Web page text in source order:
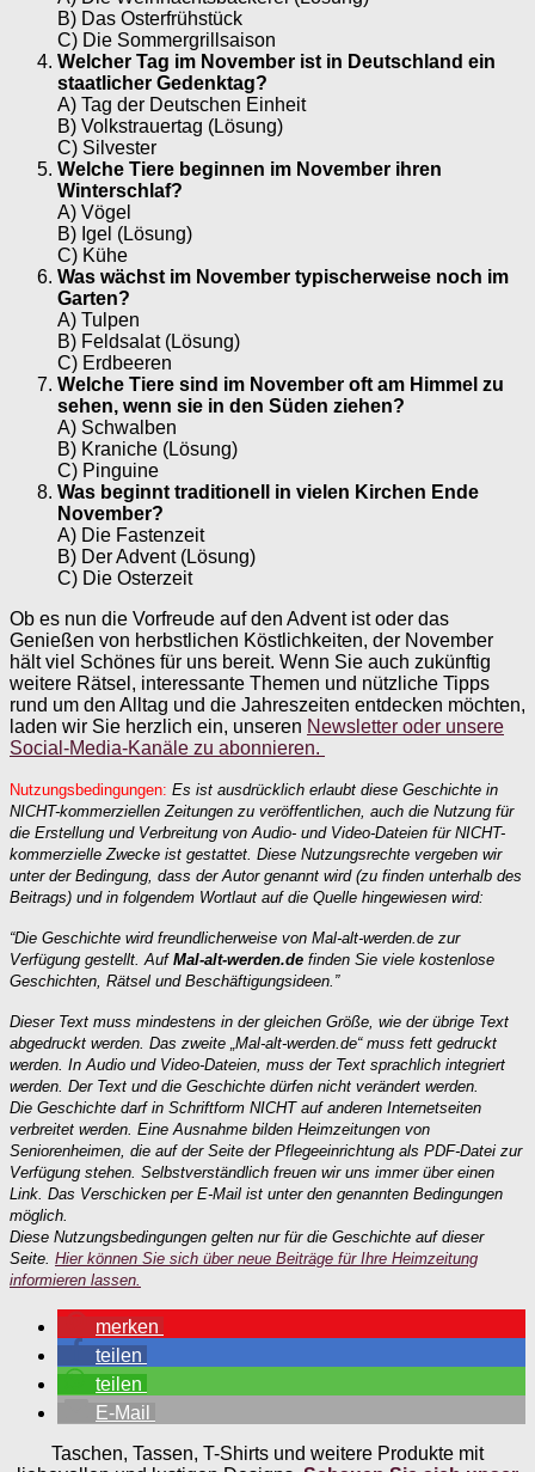
B) Das Osterfrühstück
C) Die Sommergrillsaison
Welcher Tag im November ist in Deutschland ein
staatlicher Gedenktag?
A) Tag der Deutschen Einheit
B) Volkstrauertag (Lösung)
C) Silvester
Welche Tiere beginnen im November ihren
Winterschlaf?
A) Vögel
B) Igel (Lösung)
C) Kühe
Was wächst im November typischerweise noch im
Garten?
A) Tulpen
B) Feldsalat (Lösung)
C) Erdbeeren
Welche Tiere sind im November oft am Himmel zu
sehen, wenn sie in den Süden ziehen?
A) Schwalben
B) Kraniche (Lösung)
C) Pinguine
Was beginnt traditionell in vielen Kirchen Ende
November?
A) Die Fastenzeit
B) Der Advent (Lösung)
C) Die Osterzeit
Ob es nun die Vorfreude auf den Advent ist oder das
Genießen von herbstlichen Köstlichkeiten, der November
hält viel Schönes für uns bereit. Wenn Sie auch zukünftig
weitere Rätsel, interessante Themen und nützliche Tipps
rund um den Alltag und die Jahreszeiten entdecken möchten,
laden wir Sie herzlich ein, unseren Newsletter oder unsere
Social-Media-Kanäle zu abonnieren.
Nutzungsbedingungen: Es ist ausdrücklich erlaubt diese Geschichte in
NICHT-kommerziellen Zeitungen zu veröffentlichen, auch die Nutzung für
die Erstellung und Verbreitung von Audio- und Video-Dateien für NICHT-
kommerzielle Zwecke ist gestattet. Diese Nutzungsrechte vergeben wir
unter der Bedingung, dass der Autor genannt wird (zu finden unterhalb des
Beitrags) und in folgendem Wortlaut auf die Quelle hingewiesen wird:
“Die Geschichte wird freundlicherweise von Mal-alt-werden.de zur
Verfügung gestellt. Auf Mal-alt-werden.de finden Sie viele kostenlose
Geschichten, Rätsel und Beschäftigungsideen.”
Dieser Text muss mindestens in der gleichen Größe, wie der übrige Text
abgedruckt werden. Das zweite „Mal-alt-werden.de“ muss fett gedruckt
werden. In Audio und Video-Dateien, muss der Text sprachlich integriert
werden. Der Text und die Geschichte dürfen nicht verändert werden.
Die Geschichte darf in Schriftform NICHT auf anderen Internetseiten
verbreitet werden. Eine Ausnahme bilden Heimzeitungen von
Seniorenheimen, die auf der Seite der Pflegeeinrichtung als PDF-Datei zur
Verfügung stehen. Selbstverständlich freuen wir uns immer über einen
Link. Das Verschicken per E-Mail ist unter den genannten Bedingungen
möglich.
Diese Nutzungsbedingungen gelten nur für die Geschichte auf dieser
Seite. Hier können Sie sich über neue Beiträge für Ihre Heimzeitung
informieren lassen.
merken
teilen
teilen
E-Mail
Taschen, Tassen, T-Shirts und weitere Produkte mit